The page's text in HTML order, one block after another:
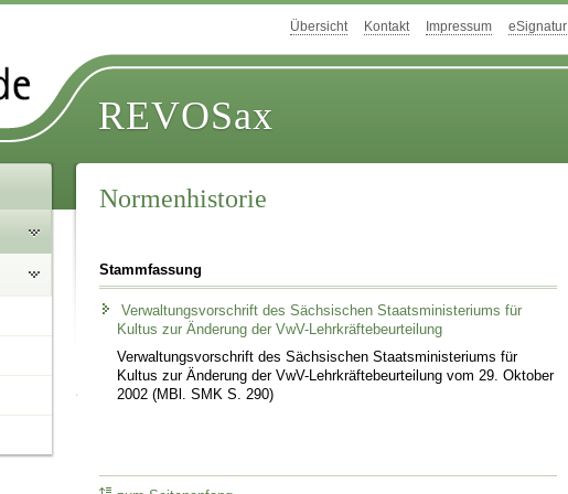
Übersicht Kontakt Impressum eSignatur
REVOSax
Normenhistorie
Stammfassung
Verwaltungsvorschrift des Sächsischen Staatsministeriums für
Kultus zur Änderung der VwV-Lehrkräftebeurteilung
Verwaltungsvorschrift des Sächsischen Staatsministeriums für
Kultus zur Änderung der VwV-Lehrkräftebeurteilung vom 29. Oktober
2002 (MBl. SMK S. 290)